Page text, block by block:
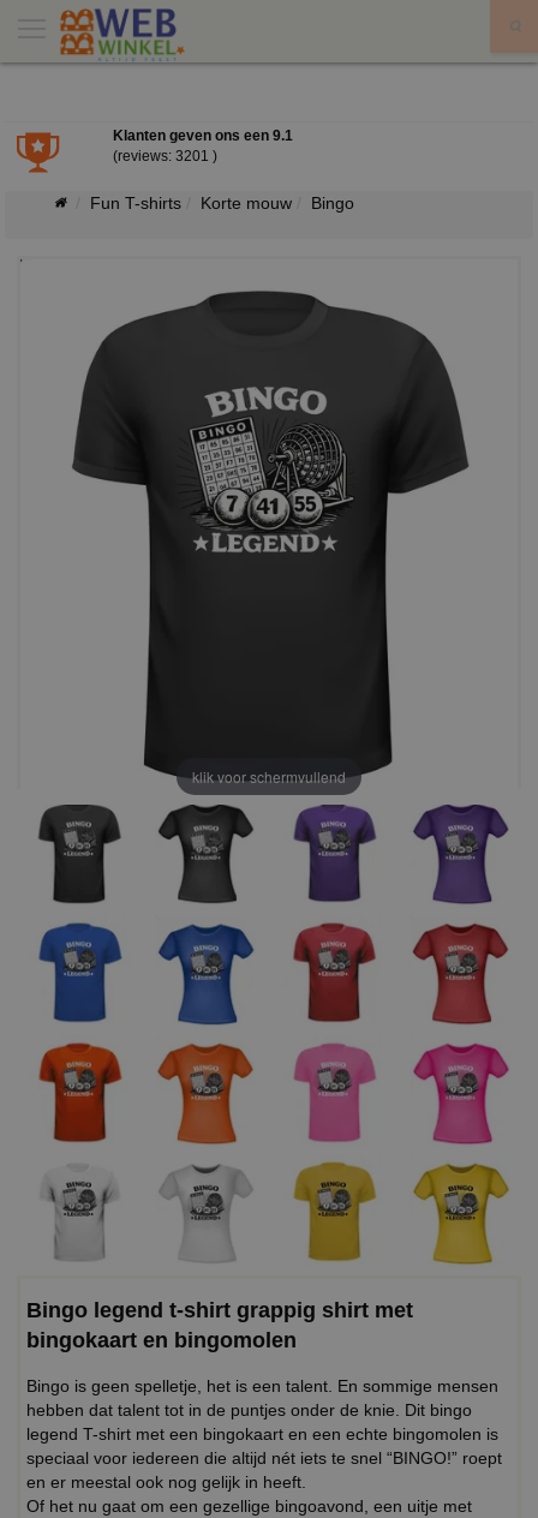
Klanten geven ons een 9.1
(reviews: 3201 )
Fun T-shirts Korte mouw Bingo
klik voor schermvullend
Bingo legend t-shirt grappig shirt met
bingokaart en bingomolen
Bingo is geen spelletje, het is een talent. En sommige mensen
hebben dat talent tot in de puntjes onder de knie. Dit bingo
legend T-shirt met een bingokaart en een echte bingomolen is
speciaal voor iedereen die altijd nét iets te snel “BINGO!” roept
en er meestal ook nog gelijk in heeft.
Of het nu gaat om een gezellige bingoavond, een uitje met